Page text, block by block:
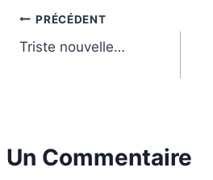
Navigation
de
PRÉCÉDENT
Triste nouvelle…
Un Commentaire